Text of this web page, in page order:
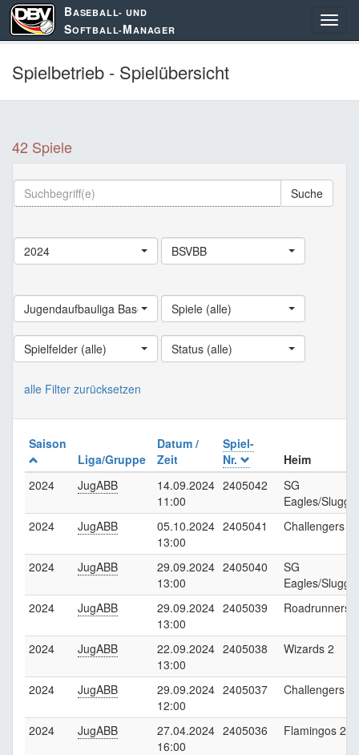
BASEBALL- UND
SOFTBALL-MANAGER
Spielbetrieb - Spielübersicht
42 Spiele
Suche
2024 BSVBB
Jugendaufbauliga Baseball Spiele (alle)
Spielfelder (alle) Status (alle)
alle Filter zurücksetzen
Saison
Liga/Gruppe
Datum /
Zeit
Spiel-
Nr.
Heim
2024
JugABB
14.09.2024
11:00
2405042
SG
Eagles/
2024
JugABB
05.10.2024
13:00
2405041 Challengers
2024 JugABB
29.09.2024
13:00
2405040
SG
Eagles/
2024
JugABB
29.09.2024
13:00
2405039 Roadrunners
2024 JugABB
22.09.2024
13:00
2405038 Wizards 2
2024 JugABB
29.09.2024
12:00
2405037 Challengers
2024 JugABB
27.04.2024
16:00
2405036 Flamingos 2